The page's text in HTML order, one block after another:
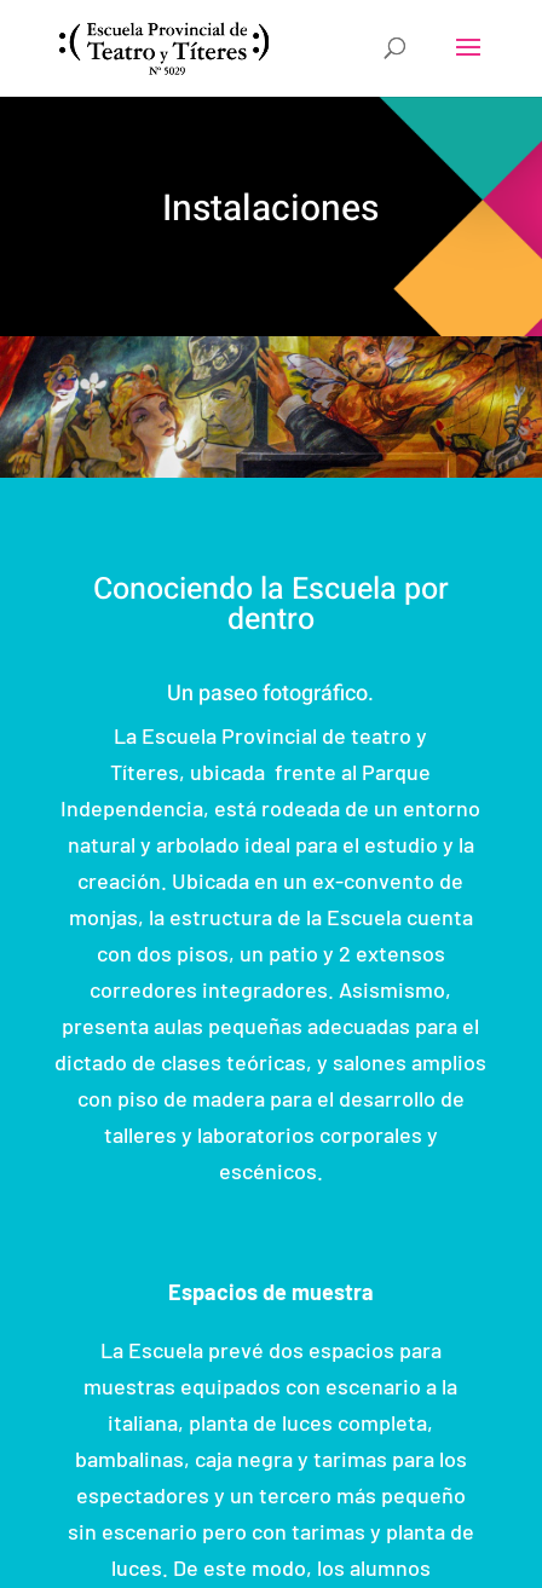
Instalaciones
Conociendo la Escuela por
dentro
Un paseo fotográfico.
La Escuela Provincial de teatro y
Títeres, ubicada frente al Parque
Independencia, está rodeada de un entorno
natural y arbolado ideal para el estudio y la
creación. Ubicada en un ex-convento de
monjas, la estructura de la Escuela cuenta
con dos pisos, un patio y 2 extensos
corredores integradores. Asismismo,
presenta aulas pequeñas adecuadas para el
dictado de clases teóricas, y salones amplios
con piso de madera para el desarrollo de
talleres y laboratorios corporales y
escénicos.
Espacios de muestra
La Escuela prevé dos espacios para
muestras equipados con escenario a la
italiana, planta de luces completa,
bambalinas, caja negra y tarimas para los
espectadores y un tercero más pequeño
sin escenario pero con tarimas y planta de
luces. De este modo, los alumnos